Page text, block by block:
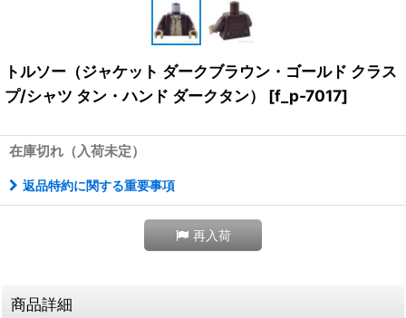
トルソー（ジャケット ダークブラウン・ゴールド クラス
プ/シャツ タン・ハンド ダークタン）
[f_p-7017]
在庫切れ（入荷未定）
返品特約に関する重要事項
再入荷
商品詳細